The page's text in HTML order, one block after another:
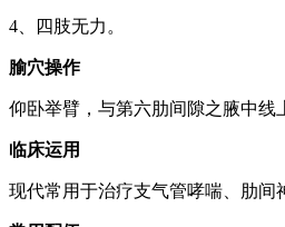
4、四肢无力。
腧穴操作
仰卧举臂，与第六肋间隙之腋中线
临床运用
现代常用于治疗支气管哮喘、肋间